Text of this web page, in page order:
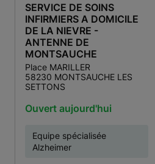
SERVICE DE SOINS
INFIRMIERS A DOMICILE
DE LA NIEVRE -
ANTENNE DE
MONTSAUCHE
Place MARILLER
58230 MONTSAUCHE LES
SETTONS
Ouvert aujourd'hui
Equipe spécialisée
Alzheimer